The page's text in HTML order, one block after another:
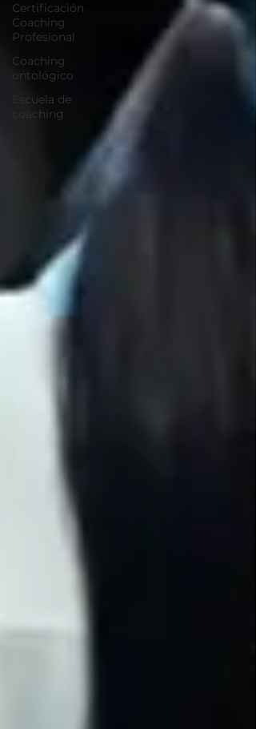
Certificación
Coaching
Profesional
Coaching
ontológico
Escuela de
coaching